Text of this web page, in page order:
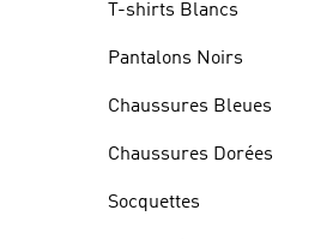
T-shirts Blancs
Pantalons Noirs
Chaussures Bleues
Chaussures Dorées
Socquettes